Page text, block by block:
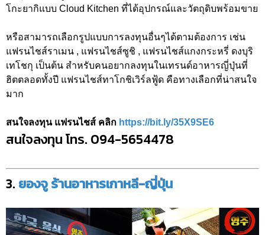
โกะยากิแบบ Cloud Kitchen ที่ได้อุปกรณ์และวัตถุดิบพร้อมขาย
หรือสามารถเลือกรูปแบบการลงทุนอื่นๆได้ตามต้องการ เช่น
แฟรนไชส์ราเมน , แฟรนไชส์ซูชิ , แฟรนไชส์แกงกระหรี่ ดงบุริ
เทโชกุ เป็นต้น สำหรับคนอยากลงทุนในเทรนด์อาหารญี่ปุ่นที่
ฮิตตลอดทั้งปี แฟรนไชส์ทาโกชิเวิร์ลฟู้ด คือทางเลือกที่น่าสนใจ
มาก
สนใจลงทุน แฟรนไชส์ คลิก https://bit.ly/35X9SE6
สนใจลงทุน โทร. 094-5654478
3. ยองจู ร้านอาหารเกาหลี-ญี่ปุ่น